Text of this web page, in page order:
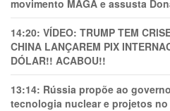
movimento MAGA e assusta
14:20: VÍDEO: TRUMP TEM
CHINA LANÇAREM PIX
DÓLAR!! ACABOU!!
13:14: Rússia propõe ao
tecnologia nuclear e projetos no